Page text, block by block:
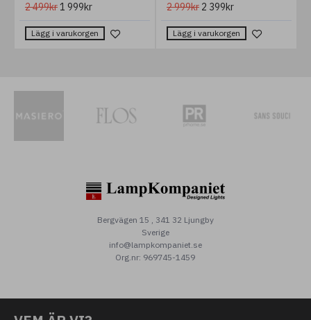
2 499kr1 999kr
Lägg i varukorgen
2 999kr 2 399kr
Lägg i varukorgen
Bergvägen 15 , 341 32 Ljungby
Sverige
info@lampkompaniet.se
Org.nr: 969745-1459